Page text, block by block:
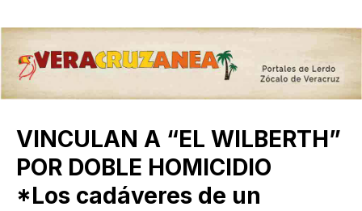
VINCULAN A “EL WILBERTH”
POR DOBLE HOMICIDIO
*Los cadáveres de un